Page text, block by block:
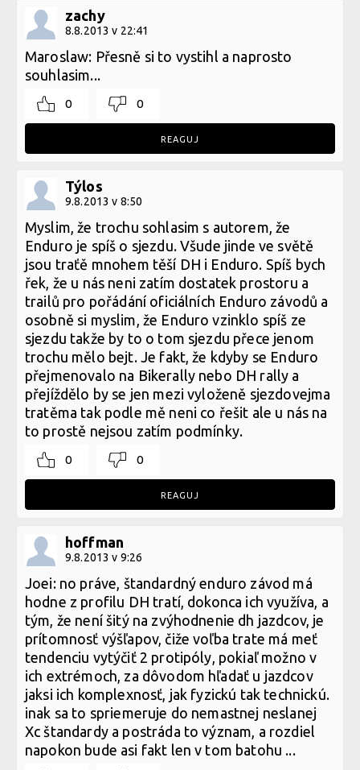
zachy
8.8.2013 v 22:41
Maroslaw: Přesně si to vystihl a naprosto
souhlasim...
0 0
REAGUJ
Týlos
9.8.2013 v 8:50
Myslim, že trochu sohlasim s autorem, že
Enduro je spíš o sjezdu. Všude jinde ve světě
jsou traťě mnohem těší DH i Enduro. Spíš bych
řek, že u nás neni zatím dostatek prostoru a
trailů pro pořádání oficiálních Enduro závodů a
osobně si myslim, že Enduro vzinklo spíš ze
sjezdu takže by to o tom sjezdu přece jenom
trochu mělo bejt. Je fakt, že kdyby se Enduro
přejmenovalo na Bikerally nebo DH rally a
přejíždělo by se jen mezi vyloženě sjezdovejma
tratěma tak podle mě neni co řešit ale u nás na
to prostě nejsou zatím podmínky.
0 0
REAGUJ
hoffman
9.8.2013 v 9:26
Joei: no práve, štandardný enduro závod má
hodne z profilu DH tratí, dokonca ich využíva, a
tým, že není šitý na zvýhodnenie dh jazdcov, je
prítomnosť výšľapov, čiže voľba trate má meť
tendenciu vytýčiť 2 protipóly, pokiaľ možno v
ich extrémoch, za dôvodom hľadať u jazdcov
jaksi ich komplexnosť, jak fyzickú tak technickú.
inak sa to spriemeruje do nemastnej neslanej
Xc štandardy a postráda to význam, a rozdiel
napokon bude asi fakt len v tom batohu ...